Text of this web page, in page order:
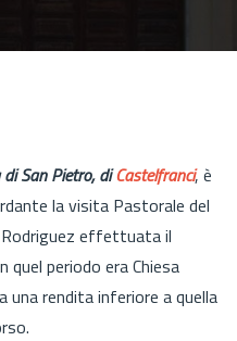
di San Pietro, diCastelfranci, è
la visita Pastorale del
Rodriguez effettuata il
periodo era Chiesa
rendita inferiore a quella